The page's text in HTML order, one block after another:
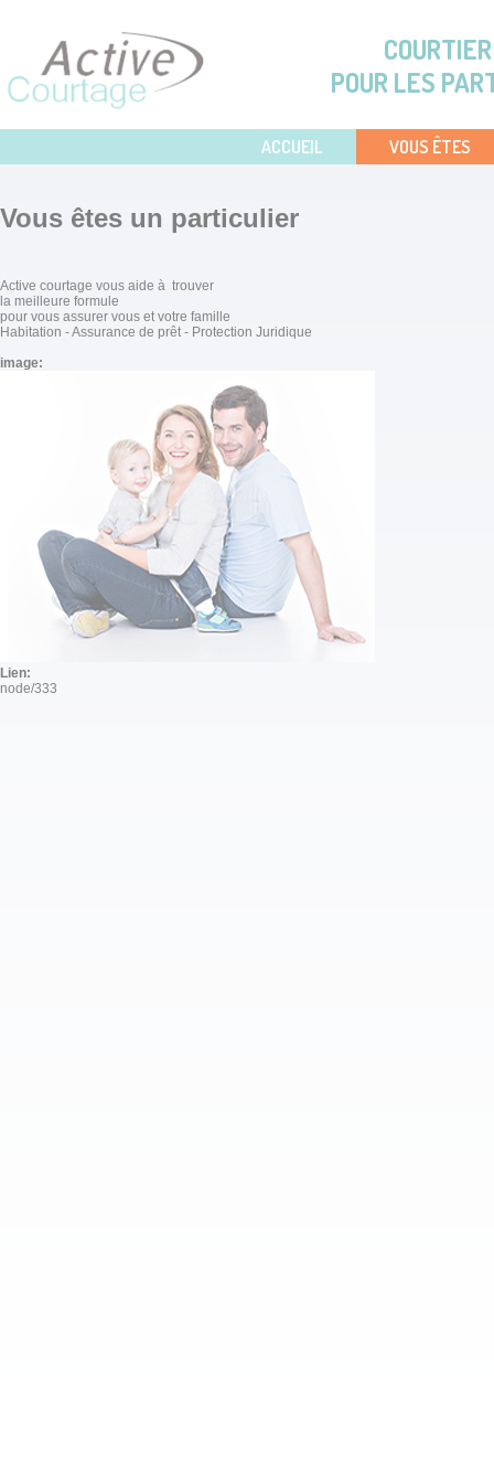
POUR LES
ACCUEIL VOUS ÊTES
Vous êtes un particulier
Active courtage vous aide à trouver
la meilleure formule
pour vous assurer vous et votre famille
Habitation - Assurance de prêt - Protection Juridique
image:
Lien:
node/333